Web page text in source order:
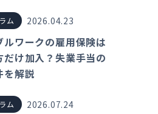
ム 2026.04.23
ルワークの雇用保険は
だけ加入？失業手当の
を解説
ム 2026.07.24